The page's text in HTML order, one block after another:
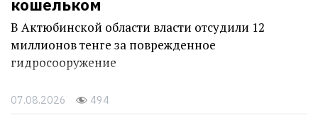
кошельком
В Актюбинской области власти отсудили 12
миллионов тенге за поврежденное
гидросооружение
07.08.2026 494